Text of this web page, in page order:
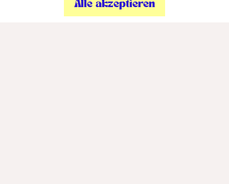
Alle akzeptieren